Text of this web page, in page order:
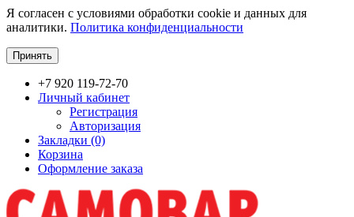
Я согласен с условиями обработки cookie и данных для
аналитики. Политика конфиденциальности
Принять
+7 920 119-72-70
Личный кабинет
Регистрация
Авторизация
Закладки (0)
Корзина
Оформление заказа